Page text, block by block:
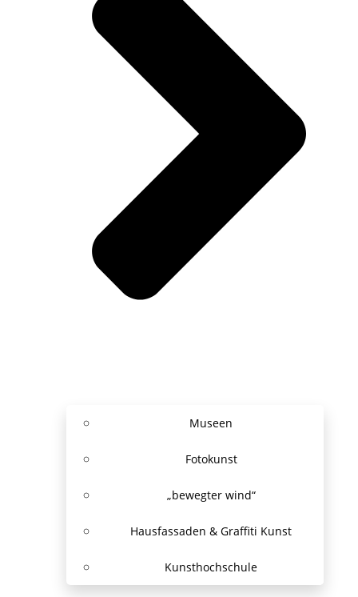
Museen
Fotokunst
„bewegter wind“
Hausfassaden & Graffiti Kunst
Kunsthochschule